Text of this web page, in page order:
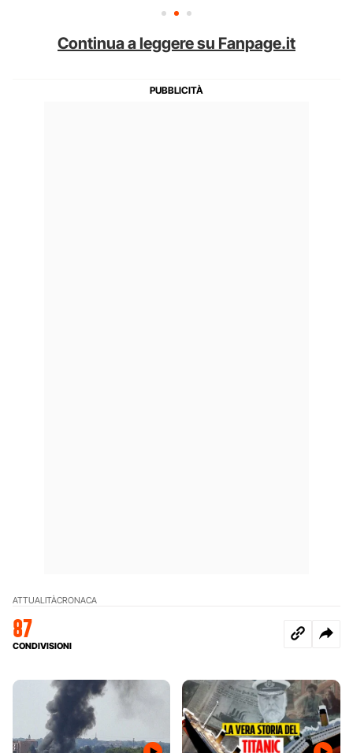
Continua a leggere su Fanpage.it
ATTUALITÀCRONACA
87
CONDIVISIONI